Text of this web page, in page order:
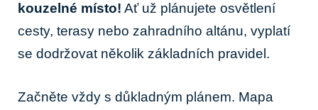
kouzelné místo! Ať už plánujete osvětlení
cesty, terasy⁣ nebo zahradního‍ altánu,‌ vyplatí
‌se dodržovat několik základních pravidel.
Začněte vždy⁤ s důkladným plánem. ​Mapa